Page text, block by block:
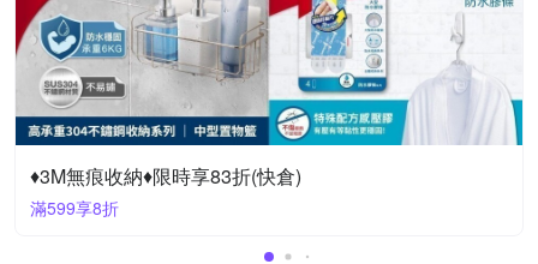
♦3M無痕收納♦限時享83折(快倉)
滿599享8折